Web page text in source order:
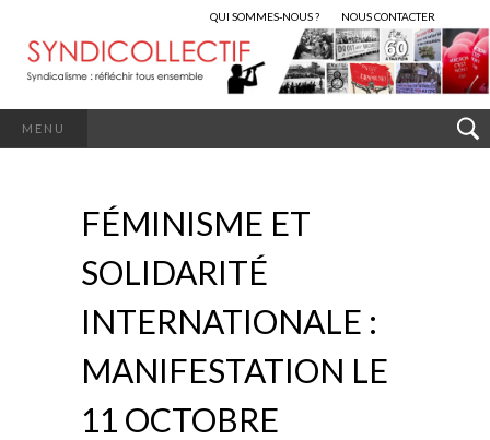
QUI SOMMES-NOUS ? NOUS CONTACTER
MENU
FÉMINISME ET
SOLIDARITÉ
INTERNATIONALE :
MANIFESTATION LE
11 OCTOBRE